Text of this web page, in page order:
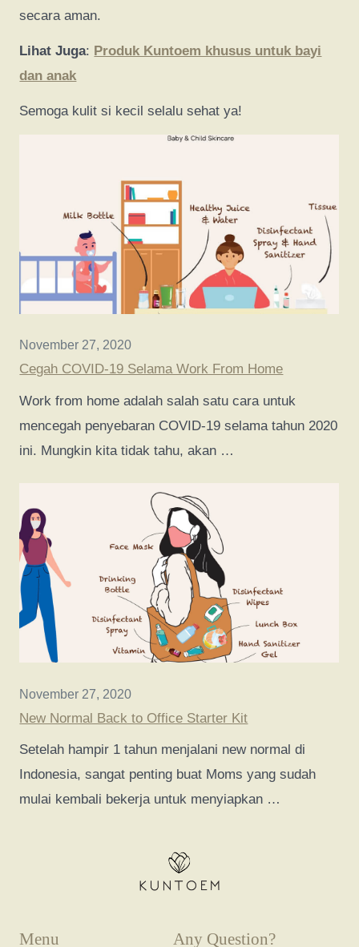
secara aman.
Lihat Juga: Produk Kuntoem khusus untuk bayi
dan anak
Semoga kulit si kecil selalu sehat ya!
November 27, 2020
Cegah COVID-19 Selama Work From Home
Work from home adalah salah satu cara untuk
mencegah penyebaran COVID-19 selama tahun 2020
ini. Mungkin kita tidak tahu, akan …
November 27, 2020
New Normal Back to Office Starter Kit
Setelah hampir 1 tahun menjalani new normal di
Indonesia, sangat penting buat Moms yang sudah
mulai kembali bekerja untuk menyiapkan …
Menu Any Question?